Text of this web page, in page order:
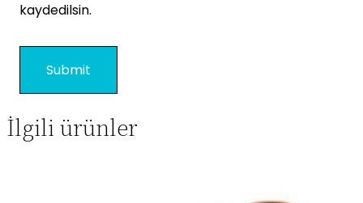
kaydedilsin.
İlgili ürünler